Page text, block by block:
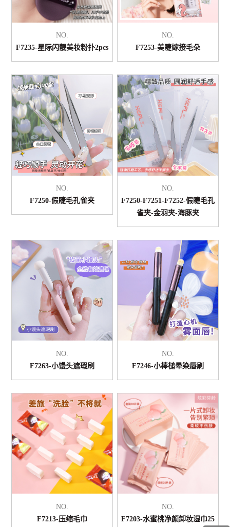
NO.
F7235-星际闪靓美妆粉扑2pcs
NO.
F7253-美睫嫁接毛朵
NO.
F7250-假睫毛孔雀夹
NO.
F7250-F7251-F7252-假睫毛孔
雀夹-金羽夹-海豚夹
NO.
F7263-小馒头遮瑕刷
NO.
F7246-小棒槌晕染唇刷
NO.
F7213-压缩毛巾
NO.
F7203-水蜜桃净颜卸妆湿巾25